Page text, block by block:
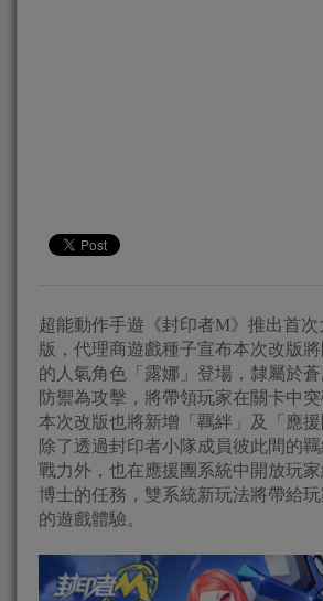
超能動作手遊《封印者M》推出首
版，代理商遊戲種子宣布本次改版
的人氣角色「露娜」登場，隸屬於
防禦為攻擊，將帶領玩家在關卡中突
本次改版也將新增「羈絆」及「應援
除了透過封印者小隊成員彼此間的
戰力外，也在應援團系統中開放玩
博士的任務，雙系統新玩法將帶給
的遊戲體驗。